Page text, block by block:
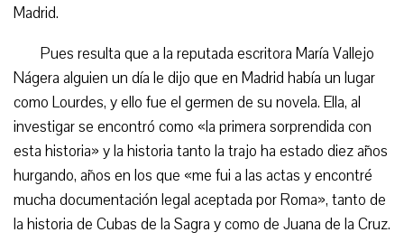
Madrid.
Pues resulta que a la reputada escritora María Vallejo
Nágera alguien un día le dijo que en Madrid había un lugar
como Lourdes, y ello fue el germen de su novela. Ella, al
investigar se encontró como «la primera sorprendida con
esta historia» y la historia tanto la trajo ha estado diez años
hurgando, años en los que «me fui a las actas y encontré
mucha documentación legal aceptada por Roma», tanto de
la historia de Cubas de la Sagra y como de Juana de la Cruz.